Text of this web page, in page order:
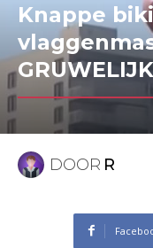
Knappe
DOOR R